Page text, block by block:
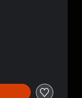
de 34,99 €